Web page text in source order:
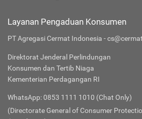
Layanan Pengaduan Konsumen
PT Agregasi Cermat Indonesia -
Direktorat Jenderal Perlindungan
Konsumen dan Tertib Niaga
Kementerian Perdagangan RI
WhatsApp: 0853 1111 1010 (Chat Only)
(Directorate General of Consumer